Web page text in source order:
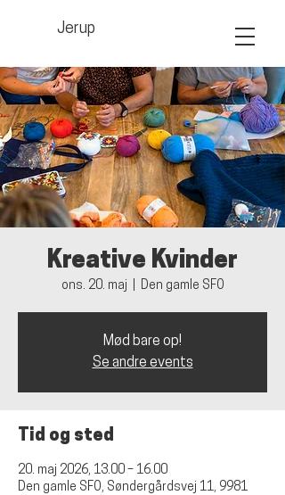
Jerup
Kreative Kvinder
ons. 20. maj Den gamle SFO
Mød bare op!
Se andre events
Tid og sted
20. maj 2026, 13.00 – 16.00
Den gamle SFO, Søndergårdsvej 11, 9981